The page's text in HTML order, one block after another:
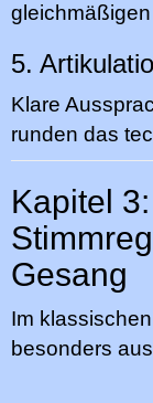
5.
Klare
runden das
Kapitel
Gesang
Im
besonders